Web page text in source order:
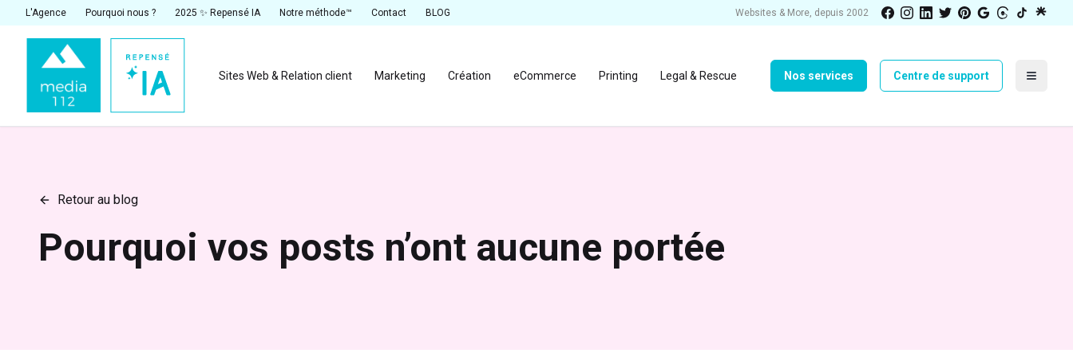
L'Agence Pourquoi nous ? 2025 ✨ Repensé IA Notre méthode™ Contact BLOG Websites & More, depuis 2002
Sites Web & Relation client Marketing Création eCommerce Printing Legal & Rescue Nos services Centre de support
Retour au blog
Pourquoi vos posts n’ont aucune portée